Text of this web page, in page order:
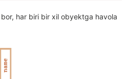
har biri bir xil obyektga havola